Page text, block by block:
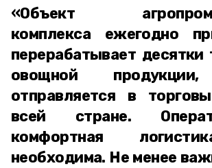
«Объект
комплекса ежегодно
перерабатывает десятки
овощной
отправляется в
всей стране.
комфортная
необходима. Не менее